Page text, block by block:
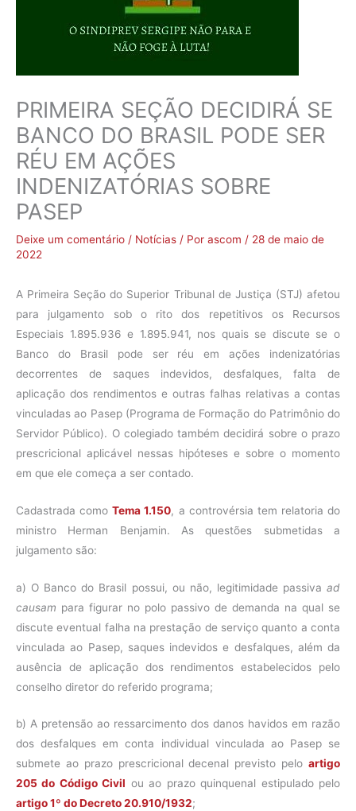
PRIMEIRA SEÇÃO DECIDIRÁ SE
BANCO DO BRASIL PODE SER
RÉU EM AÇÕES
INDENIZATÓRIAS SOBRE
PASEP
Deixe um comentário / Notícias / Por ascom / 28 de maio de
2022
A Primeira Seção do Superior Tribunal de Justiça (STJ) afetou
para julgamento sob o rito dos repetitivos os Recursos
Especiais 1.895.936 e 1.895.941, nos quais se discute se o
Banco do Brasil pode ser réu em ações indenizatórias
decorrentes de saques indevidos, desfalques, falta de
aplicação dos rendimentos e outras falhas relativas a contas
vinculadas ao Pasep (Programa de Formação do Patrimônio do
Servidor Público). O colegiado também decidirá sobre o prazo
prescricional aplicável nessas hipóteses e sobre o momento
em que ele começa a ser contado.
Cadastrada comoTema 1.150, a controvérsia tem relatoria do
ministro Herman Benjamin. As questões submetidas a
julgamento são:
a) O Banco do Brasil possui, ou não, legitimidade passiva ad
causam para figurar no polo passivo de demanda na qual se
discute eventual falha na prestação de serviço quanto a conta
vinculada ao Pasep, saques indevidos e desfalques, além da
ausência de aplicação dos rendimentos estabelecidos pelo
conselho diretor do referido programa;
b) A pretensão ao ressarcimento dos danos havidos em razão
dos desfalques em conta individual vinculada ao Pasep se
submete ao prazo prescricional decenal previsto pelo artigo
205 do Código Civil ou ao prazo quinquenal estipulado pelo
artigo 1º do Decreto 20.910/1932;